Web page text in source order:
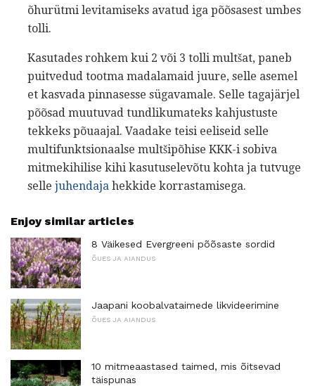
õhurütmi levitamiseks avatud iga põõsasest umbes
tolli.
Kasutades rohkem kui 2 või 3 tolli multšat, paneb
puitvedud tootma madalamaid juure, selle asemel
et kasvada pinnasesse sügavamale. Selle tagajärjel
põõsad muutuvad tundlikumateks kahjustuste
tekkeks põuaajal. Vaadake teisi eeliseid selle
multifunktsionaalse multšipõhise KKK-i sobiva
mitmekihilise kihi kasutuselevõtu kohta ja tutvuge
selle juhendaja hekkide korrastamisega.
Enjoy similar articles
8 Väikesed Evergreeni põõsaste sordid
ÕUES JA AIANDUS
Jaapani koobalvataimede likvideerimine
ÕUES JA AIANDUS
10 mitmeaastased taimed, mis õitsevad
täispunas